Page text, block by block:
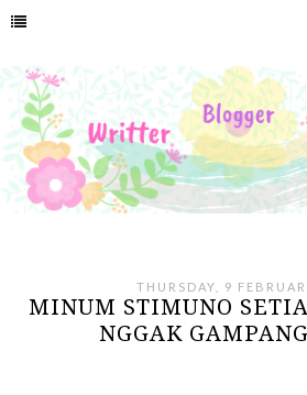
THURSDAY, 9
MINUM STIMUNO
NGGAK